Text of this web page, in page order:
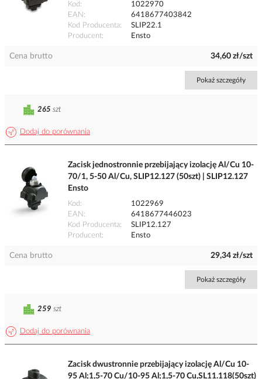
Kod
1022970
EAN
6418677403842
Kod Producenta
SLIP22.1
Producent
Ensto
Cena brutto 34,60 zł/szt
Pokaż szczegóły
Dodaj do porównania
265 szt
Zacisk jednostronnie przebijający izolację Al/Cu 10-
70/1, 5-50 Al/Cu, SLIP12.127 (50szt) | SLIP12.127
Ensto
Kod
1022969
EAN
6418677446023
Kod Producenta
SLIP12.127
Producent
Ensto
Cena brutto 29,34 zł/szt
Pokaż szczegóły
Dodaj do porównania
259 szt
Zacisk dwustronnie przebijający izolację Al/Cu 10-
95 Al;1,5-70 Cu/10-95 Al;1,5-70 Cu,SL11.118(50szt)